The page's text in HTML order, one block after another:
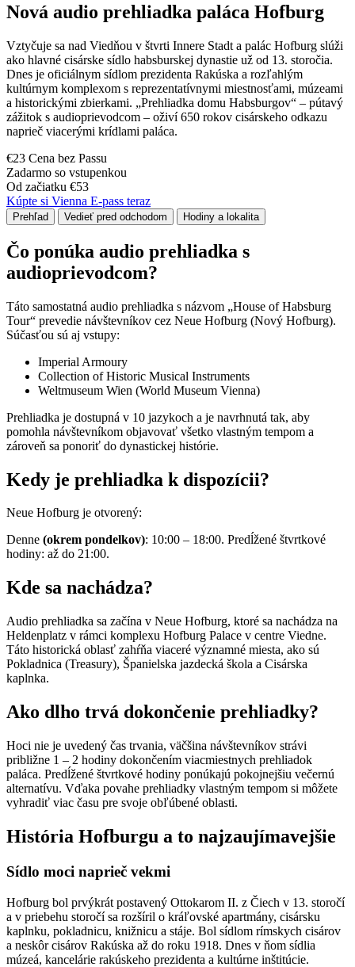
Nová audio prehliadka paláca Hofburg
Vztyčuje sa nad Viedňou v štvrti Innere Stadt a palác Hofburg slúži
ako hlavné cisárske sídlo habsburskej dynastie už od 13. storočia.
Dnes je oficiálnym sídlom prezidenta Rakúska a rozľahlým
kultúrnym komplexom s reprezentatívnymi miestnosťami, múzeami
a historickými zbierkami. „Prehliadka domu Habsburgov“ – pútavý
zážitok s audioprievodcom – oživí 650 rokov cisárskeho odkazu
naprieč viacerými krídlami paláca.
€23 Cena bez Passu
Zadarmo so vstupenkou
Od začiatku €53
Kúpte si Vienna E-pass teraz
Prehľad Vedieť pred odchodom Hodiny a lokalita
Čo ponúka audio prehliadka s
audioprievodcom?
Táto samostatná audio prehliadka s názvom „House of Habsburg
Tour“ prevedie návštevníkov cez Neue Hofburg (Nový Hofburg).
Súčasťou sú aj vstupy:
Imperial Armoury
Collection of Historic Musical Instruments
Weltmuseum Wien (World Museum Vienna)
Prehliadka je dostupná v 10 jazykoch a je navrhnutá tak, aby
pomohla návštevníkom objavovať všetko vlastným tempom a
zároveň sa ponoriť do dynastickej histórie.
Kedy je prehliadka k dispozícii?
Neue Hofburg je otvorený:
Denne (okrem pondelkov): 10:00 – 18:00. Predĺžené štvrtkové
hodiny: až do 21:00.
Kde sa nachádza?
Audio prehliadka sa začína v Neue Hofburg, ktoré sa nachádza na
Heldenplatz v rámci komplexu Hofburg Palace v centre Viedne.
Táto historická oblasť zahŕňa viaceré významné miesta, ako sú
Pokladnica (Treasury), Španielska jazdecká škola a Cisárska
kaplnka.
Ako dlho trvá dokončenie prehliadky?
Hoci nie je uvedený čas trvania, väčšina návštevníkov strávi
približne 1 – 2 hodiny dokončením viacmiestnych prehliadok
paláca. Predĺžené štvrtkové hodiny ponúkajú pokojnejšiu večernú
alternatívu. Vďaka povahe prehliadky vlastným tempom si môžete
vyhradiť viac času pre svoje obľúbené oblasti.
História Hofburgu a to najzaujímavejšie
Sídlo moci naprieč vekmi
Hofburg bol prvýkrát postavený Ottokarom II. z Čiech v 13. storočí
a v priebehu storočí sa rozšíril o kráľovské apartmány, cisársku
kaplnku, pokladnicu, knižnicu a stáje. Bol sídlom rímskych cisárov
a neskôr cisárov Rakúska až do roku 1918. Dnes v ňom sídlia
múzeá, kancelárie rakúskeho prezidenta a kultúrne inštitúcie.